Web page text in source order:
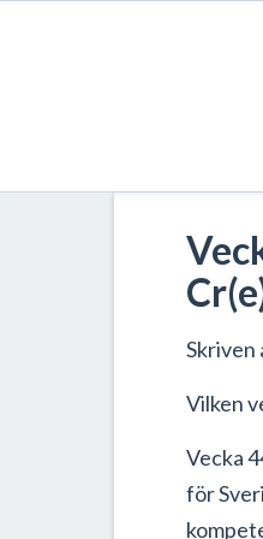
Skriven
Vilken
Vecka
för